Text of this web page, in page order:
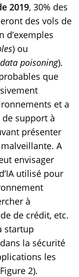
2019, 30% des
des vols de
d’exemples
) ou
data poisoning).
que
et a
support à
présenter
A
envisager
utilisé pour
à
de crédit, etc.
startup
la sécurité
les
2).